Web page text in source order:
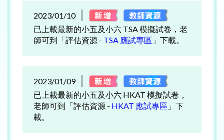
2023/01/10
已上載最新的小五及小六 TSA 模擬試卷，老
師可到「評估資源 - TSA 應試專區 」下載。
2023/01/09
已上載最新的小五及小六 HKAT 模擬試卷，
老師可到「評估資源 - HKAT 應試專區 」下
載。